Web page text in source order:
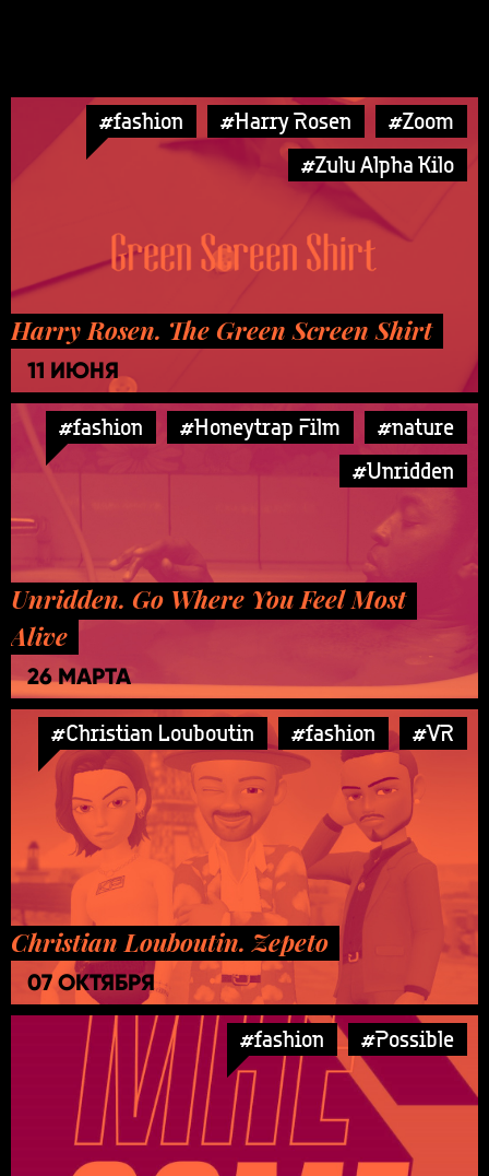
#fashion #Harry Rosen
#Zoom
#Zulu Alpha Kilo
Harry Rosen. The Green Screen Shirt
11 ИЮНЯ
#fashion #Honeytrap Film
#nature
#Unridden
Unridden. Go Where You Feel Most
Alive
26 МАРТА
#Christian Louboutin #fashion #VR
Christian Louboutin. Zepeto
07 ОКТЯБРЯ
#fashion #Possible